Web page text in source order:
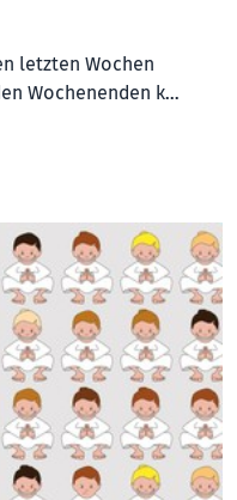
letzten Wochen
Wochenenden k…